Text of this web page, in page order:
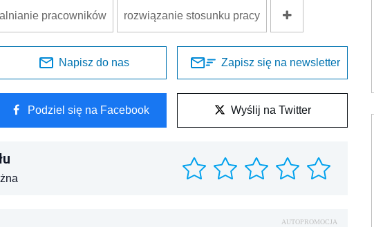
pracowników rozwiązanie stosunku pracy
Napisz do nas Zapisz się na newsletter
Podziel się na Facebook Wyślij na Twitter
AUTOPROMOCJA